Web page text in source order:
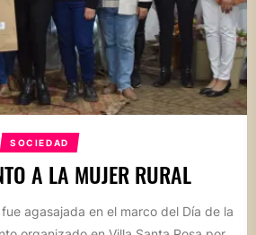
SOCIEDAD
A LA MUJER RURAL
agasajada en el marco del Día de la